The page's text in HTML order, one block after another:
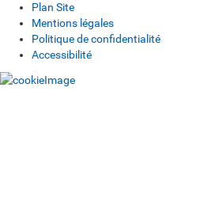
Plan Site
Mentions légales
Politique de confidentialité
Accessibilité